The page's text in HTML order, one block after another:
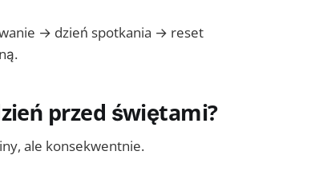
→ dzień spotkania → reset
przed świętami?
ale konsekwentnie.